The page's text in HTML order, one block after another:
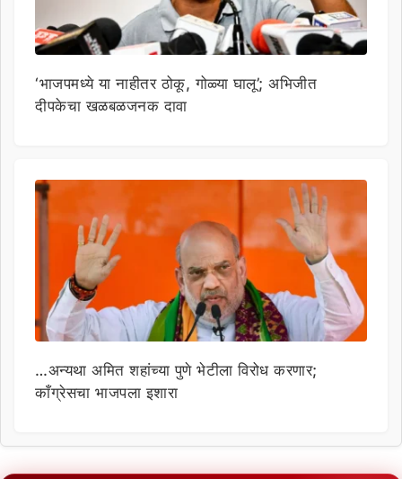
‘भाजपमध्ये या नाहीतर ठोकू, गोळ्या घालू’; अभिजीत
दीपकेचा खळबळजनक दावा
…अन्यथा अमित शहांच्या पुणे भेटीला विरोध करणार;
काँग्रेसचा भाजपला इशारा